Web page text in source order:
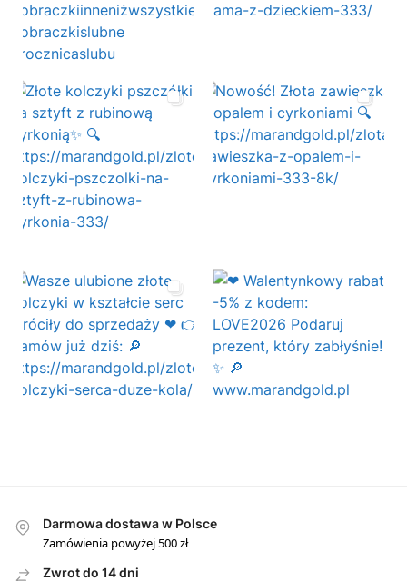
Darmowa dostawa w Polsce
Zamówienia powyżej 500 zł
Zwrot do 14 dni